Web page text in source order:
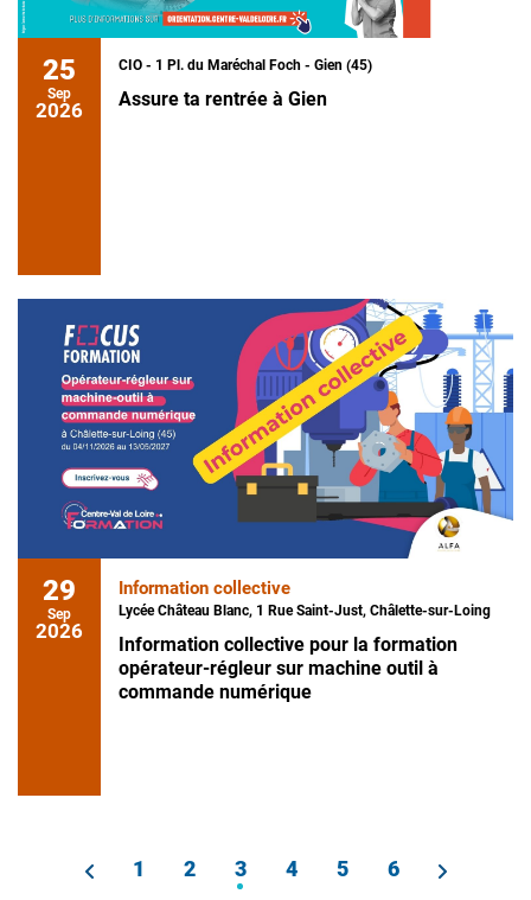
25
Sep
2026
CIO - 1 Pl. du Maréchal Foch - Gien (45)
Assure ta rentrée à Gien
29
Sep
2026
Information collective
Lycée Château Blanc, 1 Rue Saint-Just, Châlette-sur-Loing
Information collective pour la formation
opérateur-régleur sur machine outil à
commande numérique
Page
1 Page
2
Page
3 Page
4 Page
5 Page
6